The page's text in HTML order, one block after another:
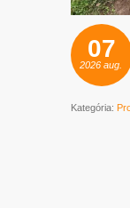
07
2026 aug.
Kategória: